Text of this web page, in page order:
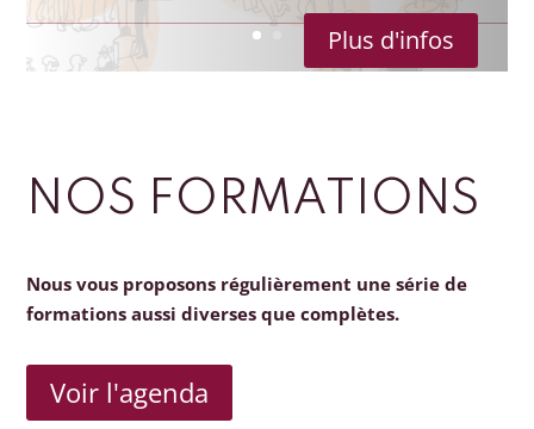
Plus d'infos
NOS FORMATIONS
Nous vous proposons régulièrement une série de
formations aussi diverses que complètes.
Voir l'agenda